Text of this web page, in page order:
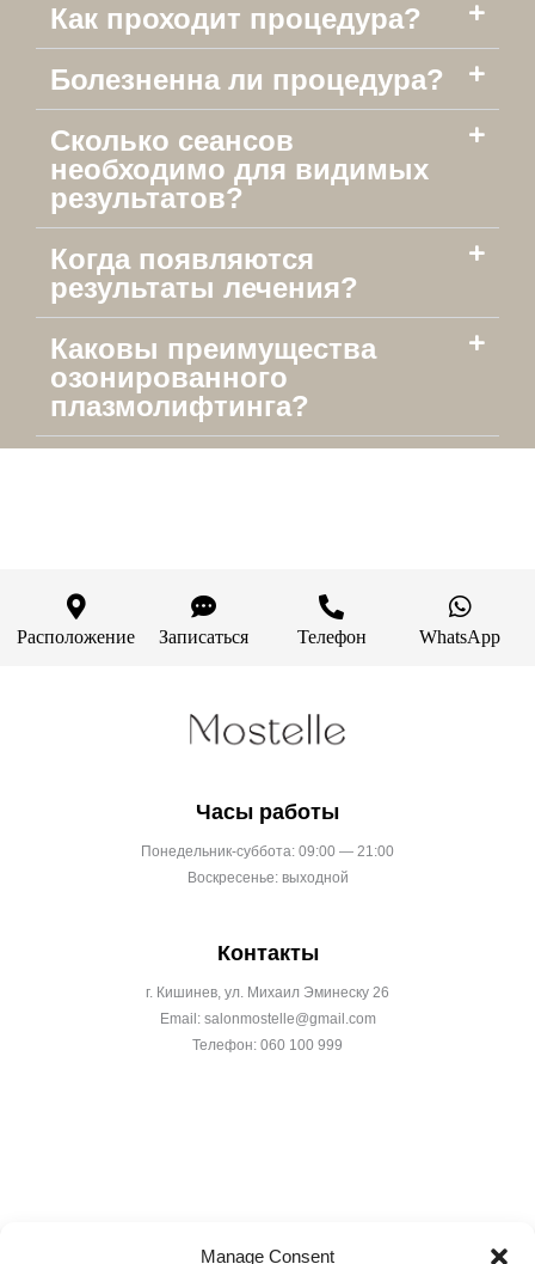
Manage Consent
Как проходит процедура?
Болезненна ли процедура?
Сколько сеансов
необходимо для видимых
результатов?
Когда появляются
результаты лечения?
Каковы преимущества
озонированного
плазмолифтинга?
Расположение Записаться Телефон WhatsApp
Часы работы
Понедельник-суббота: 09:00 — 21:00
Воскресенье: выходной
Контакты
г. Кишинев, ул. Михаил Эминеску 26
Email: salonmostelle@gmail.com
Телефон: 060 100 999